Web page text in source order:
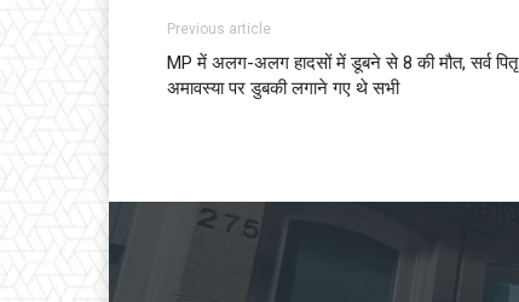
Previous article
MP में अलग-अलग हादसों में डूबने से 8 की मौत, सर्व पितृ
अमावस्या पर डुबकी लगाने गए थे सभी